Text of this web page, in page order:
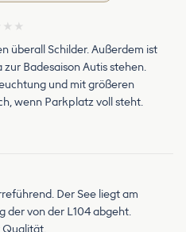
★ ★
überall Schilder. Außerdem ist
Badesaison Autis stehen.
und mit größeren
wenn Parkplatz voll steht.
Der See liegt am
der von der L104 abgeht.
Qualität.